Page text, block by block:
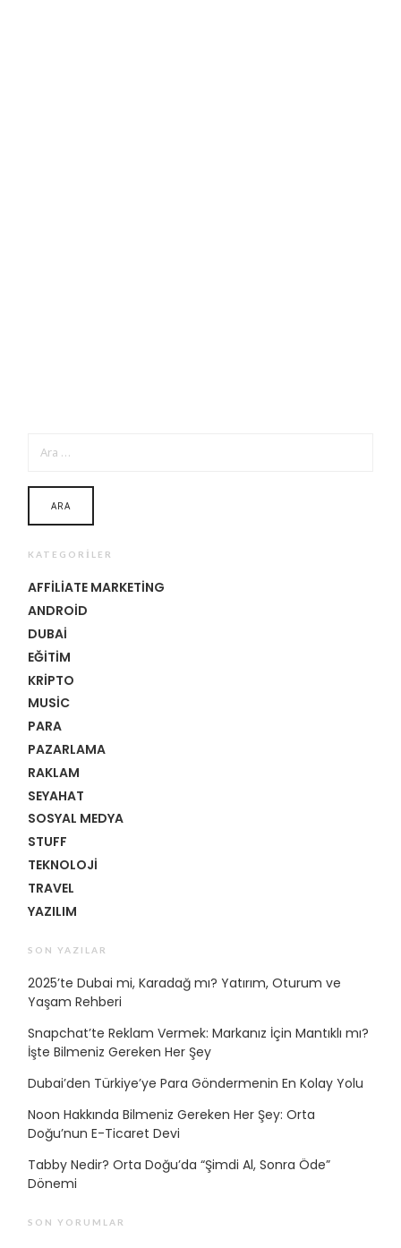
KATEGORILER
AFFILIATE MARKETING
ANDROID
DUBAI
EĞITIM
KRIPTO
MUSIC
PARA
PAZARLAMA
RAKLAM
SEYAHAT
SOSYAL MEDYA
STUFF
TEKNOLOJI
TRAVEL
YAZILIM
SON YAZILAR
2025’te Dubai mi, Karadağ mı? Yatırım, Oturum ve
Yaşam Rehberi
Snapchat’te Reklam Vermek: Markanız İçin Mantıklı mı?
İşte Bilmeniz Gereken Her Şey
Dubai’den Türkiye’ye Para Göndermenin En Kolay Yolu
Noon Hakkında Bilmeniz Gereken Her Şey: Orta
Doğu’nun E-Ticaret Devi
Tabby Nedir? Orta Doğu’da “Şimdi Al, Sonra Öde”
Dönemi
SON YORUMLAR